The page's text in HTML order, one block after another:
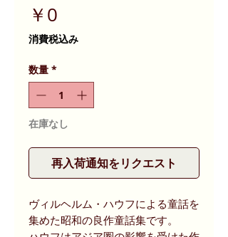
￥0
格
消費税込み
数量 *
在庫なし
再入荷通知をリクエスト
ヴィルヘルム・ハウフによる童話を
集めた昭和の良作童話集です。